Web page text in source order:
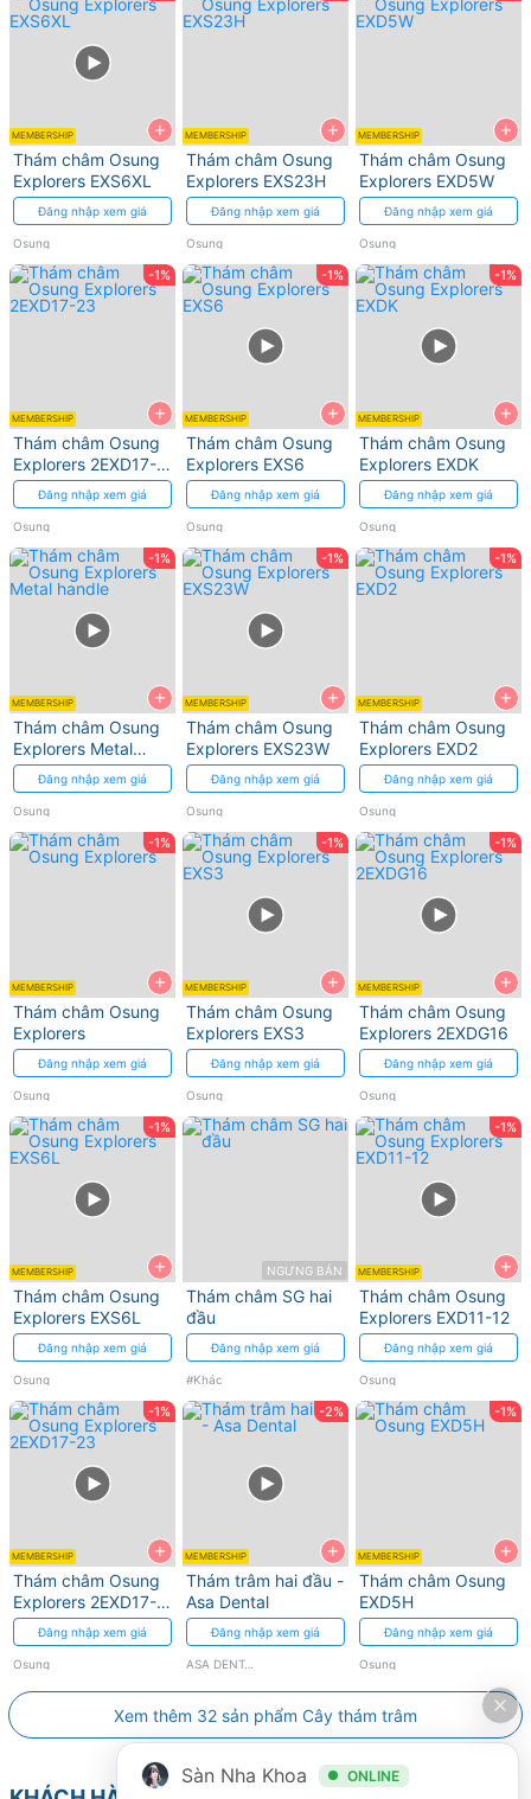
+
MEMBERSHIP
Thám châm Osung
Explorers EXS6XL
Đăng nhập xem giá
Osung
+
MEMBERSHIP
Thám châm Osung
Explorers EXS23H
Đăng nhập xem giá
Osung
+
MEMBERSHIP
Thám châm Osung
Explorers EXD5W
Đăng nhập xem giá
Osung
-1%
+
MEMBERSHIP
Thám châm Osung
Explorers 2EXD17-
23 Đăng nhập xem giá
Osung
-1%
+
MEMBERSHIP
Thám châm Osung
Explorers EXS6
Đăng nhập xem giá
Osung
-1%
+
MEMBERSHIP
Thám châm Osung
Explorers EXDK
Đăng nhập xem giá
Osung
-1%
+
MEMBERSHIP
Thám châm Osung
Explorers Metal
handleĐăng nhập xem giá
Osung
-1%
+
MEMBERSHIP
Thám châm Osung
Explorers EXS23W
Đăng nhập xem giá
Osung
-1%
+
MEMBERSHIP
Thám châm Osung
Explorers EXD2
Đăng nhập xem giá
Osung
-1%
+
MEMBERSHIP
Thám châm Osung
Explorers
Đăng nhập xem giá
Osung
-1%
+
MEMBERSHIP
Thám châm Osung
Explorers EXS3
Đăng nhập xem giá
Osung
-1%
+
MEMBERSHIP
Thám châm Osung
Explorers 2EXDG16
Đăng nhập xem giá
Osung
-1%
+
MEMBERSHIP
Thám châm Osung
Explorers EXS6L
Đăng nhập xem giá
Osung
NGƯNG BÁN
Thám châm SG hai
đầu
Đăng nhập xem giá
#Khác
-1%
+
MEMBERSHIP
Thám châm Osung
Explorers EXD11-12
Đăng nhập xem giá
Osung
-1%
+
MEMBERSHIP
Thám châm Osung
Explorers 2EXD17-
23 Đăng nhập xem giá
Osung
-2%
+
MEMBERSHIP
Thám trâm hai đầu -
Asa Dental
Đăng nhập xem giá
ASA DENTAL
-1%
+
MEMBERSHIP
Thám châm Osung
EXD5H
Đăng nhập xem giá
Osung
Xem thêm 32 sản phẩm Cây thám trâm
Sàn Nha Khoa ONLINE